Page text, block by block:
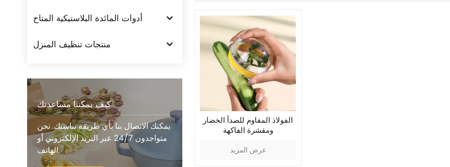
أدوات المائدة البلاستيكية المتاح
منتجات تنظيف المنزل
كيف يمكننا مساعدتك
يمكنك الاتصال بنا بأي طريقة تناسبك. نحن
متواجدون 24/7 عبر البريد الإلكتروني أو
الهاتف.
الفولاذ المقاوم للصدأ الخضار
ومقشرة الفاكهة
عرض المزيد